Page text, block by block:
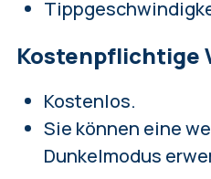
Kostenpflichtige
Kostenlos.
Sie können eine
Dunkelmodus